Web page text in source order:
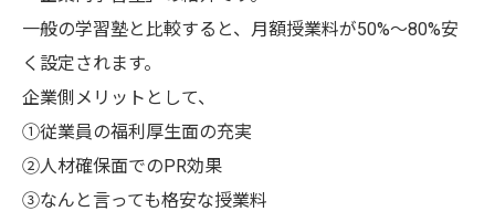
一般の学習塾と比較すると、月額授業料が50%～80%安
く設定されます。
企業側メリットとして、
①従業員の福利厚生面の充実
②人材確保面でのPR効果
③なんと言っても格安な授業料